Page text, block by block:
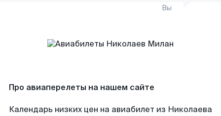
Вы
Про авиаперелеты на нашем сайте
Календарь низких цен на авиабилет из Николаева